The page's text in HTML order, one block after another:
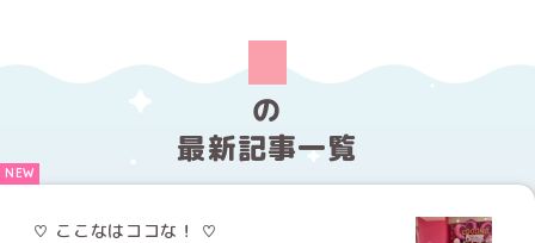
の
最新記事一覧
♡ ここなはココな！ ♡